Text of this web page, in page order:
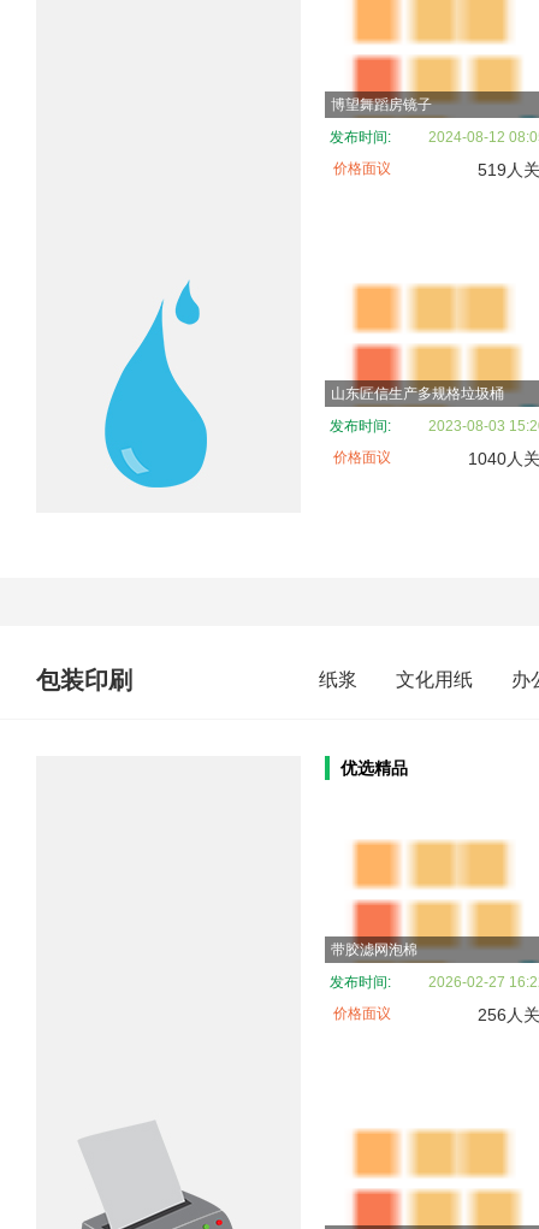
博望舞蹈房镜子
发布时间:
2024-08-12
价格面议
519人
山东匠信生产多规格垃圾桶
发布时间:
2023-08-03
价格面议
1040人
包装印刷 纸浆 文化用纸 办
优选精品
带胶滤网泡棉
发布时间:
2026-02-27
价格面议
256人